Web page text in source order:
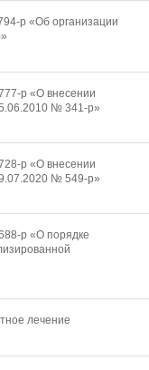
р «Об организации
р «О внесении
№ 341-р»
р «О внесении
№ 549-р»
р «О порядке
лечение